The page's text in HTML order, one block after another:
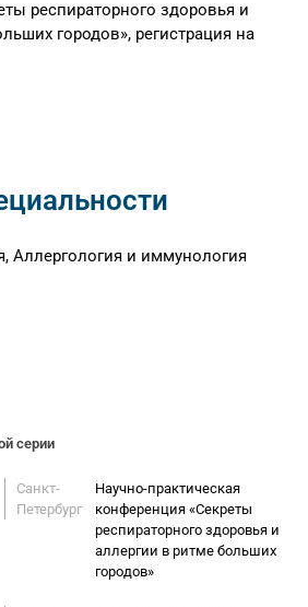
респираторного здоровья и
городов», регистрация на
Аллергология и иммунология
серии
Санкт-
Петербург
Научно-практическая
конференция «Секреты
респираторного здоровья и
аллергии в ритме больших
городов»